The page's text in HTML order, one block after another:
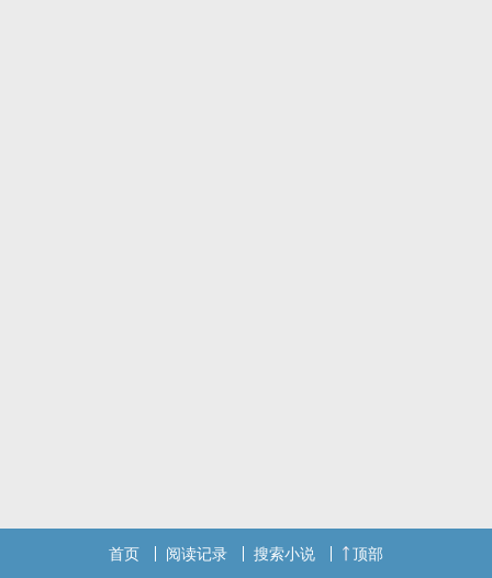
首页 阅读记录 搜索小说 顶部